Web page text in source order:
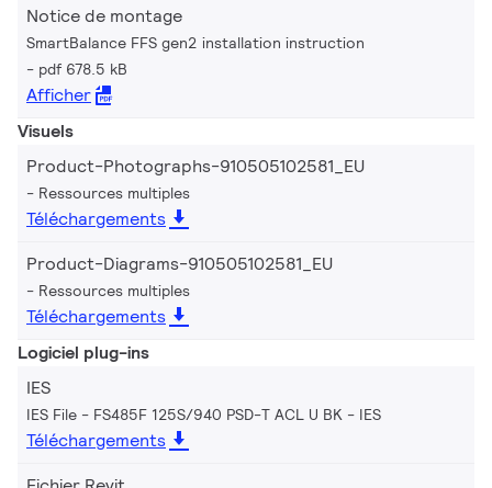
Notice de montage
SmartBalance FFS gen2 installation instruction
pdf 678.5 kB
Afficher
Visuels
Product-Photographs-910505102581_EU
Ressources multiples
Téléchargements
Product-Diagrams-910505102581_EU
Ressources multiples
Téléchargements
Logiciel plug-ins
IES
IES File - FS485F 125S/940 PSD-T ACL U BK IES
Téléchargements